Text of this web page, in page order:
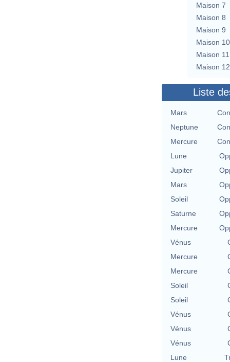
Maison 7
Maison 8
Maison 9
Maison 10
Maison 11
Maison 12
Liste
Mars
Neptune
Mercure
Lune
Jupiter
Mars
Soleil
Saturne
Mercure
Vénus
Mercure
Mercure
Soleil
Soleil
Vénus
Vénus
Vénus
Lune